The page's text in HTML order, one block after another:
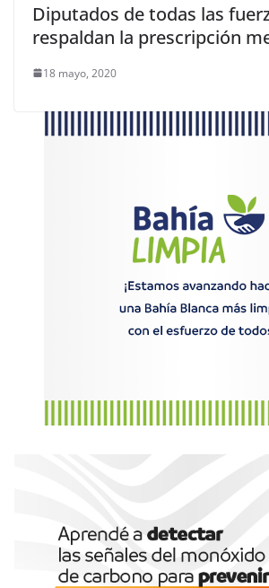
Diputados de todas las
respaldan la prescripción
18 mayo, 2020